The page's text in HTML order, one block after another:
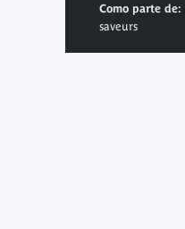
Como parte de:
saveurs